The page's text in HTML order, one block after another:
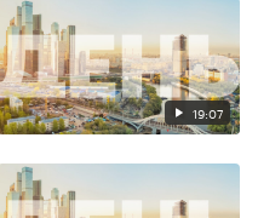
19:07